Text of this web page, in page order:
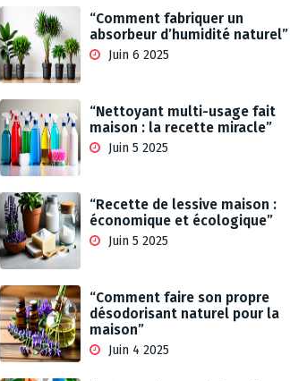
“Comment fabriquer un
absorbeur d’humidité naturel”
Juin 6 2025
“Nettoyant multi-usage fait
maison : la recette miracle”
Juin 5 2025
“Recette de lessive maison :
économique et écologique”
Juin 5 2025
“Comment faire son propre
désodorisant naturel pour la
maison”
Juin 4 2025